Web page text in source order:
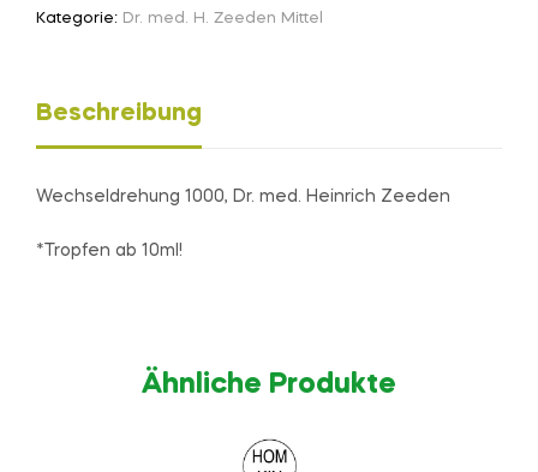
Kategorie: Dr. med. H. Zeeden Mittel
Beschreibung
Wechseldrehung 1000, Dr. med. Heinrich Zeeden
*Tropfen ab 10ml!
Ähnliche Produkte